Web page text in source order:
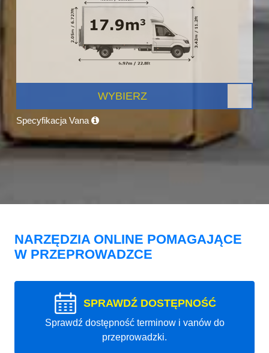
WYBIERZ
Specyfikacja Vana
NARZĘDZIA ONLINE POMAGAJĄCE
W PRZEPROWADZCE
SPRAWDŹ DOSTĘPNOŚĆ
Sprawdź dostępność terminow i vanów do
przeprowadzki.